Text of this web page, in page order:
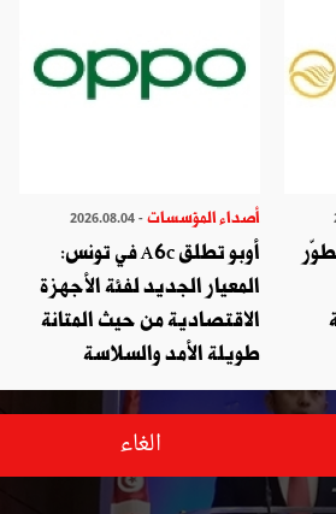
أصداء المؤسسات - 2026.08.04
أوبو تطلق A6c في تونس:
المعيار الجديد لفئة الأجهزة
الاقتصادية من حيث المتانة
طويلة الأمد والسلاسة
الغاء